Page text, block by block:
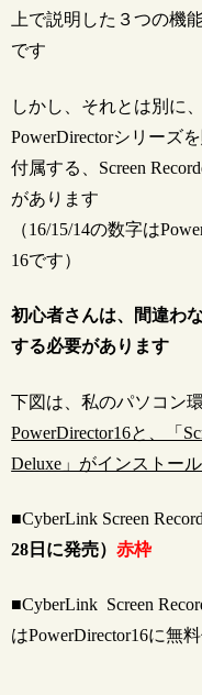
上で説明した３つの機
です
しかし、それとは別に
PowerDirectorシリーズ
付属する、Screen
があります
（16/15/14の数字は
16です）
初心者さんは、間違わ
する必要があります
下図は、私のパソコン
PowerDirector16と、「
Deluxe」がインストー
■CyberLink Screen
28日に発売）赤枠
■CyberLink Screen
はPowerDirector16に無